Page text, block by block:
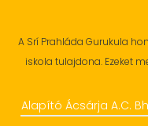
A Srí Prahláda Gurukula
iskola tulajdona. Ezeket
Alapító Ácsárja A.C.